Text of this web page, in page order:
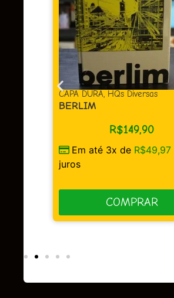
CAPA DURA, HQs Diversas
BERLIM
R$149,90
Em até 3x de R$49,97
juros
COMPRAR